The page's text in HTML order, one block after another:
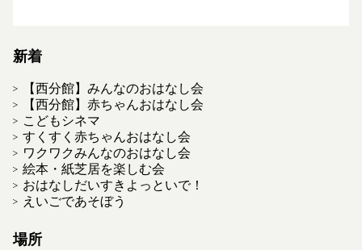
新着
【西分館】みんなのおはなし会
【西分館】赤ちゃんおはなし会
こどもシネマ
すくすく赤ちゃんおはなし会
ワクワクみんなのおはなし会
絵本・紙芝居を楽しむ会
おはなしだいすきよっといで！
えいごであそぼう
場所